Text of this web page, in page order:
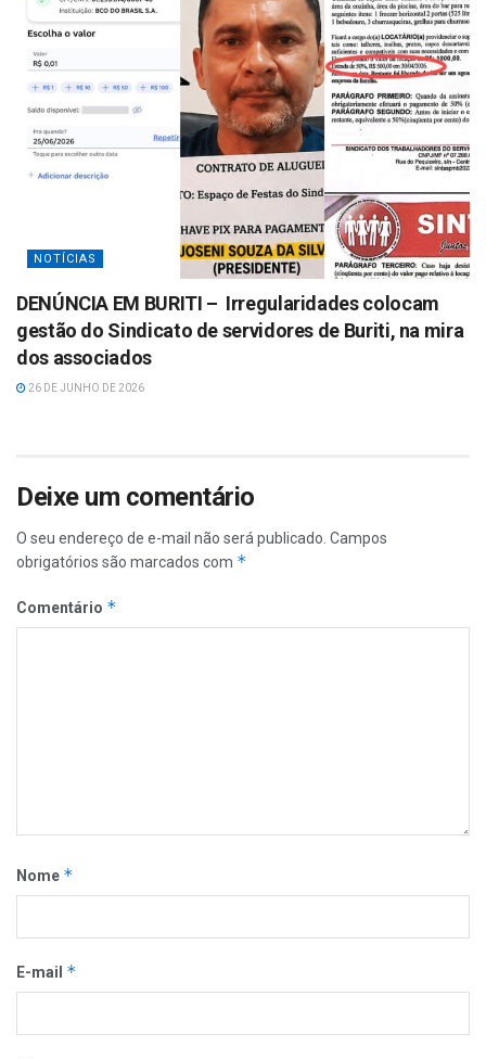
NOTÍCIAS
DENÚNCIA EM BURITI – Irregularidades colocam
gestão do Sindicato de servidores de Buriti, na mira
dos associados
26 DE JUNHO DE 2026
Deixe um comentário
O seu endereço de e-mail não será publicado. Campos
obrigatórios são marcados com *
Comentário *
Nome *
E-mail *